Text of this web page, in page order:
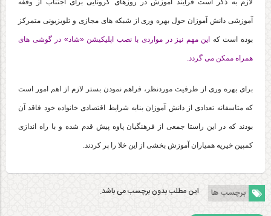
لازم به ذکر است فرایند آموزش در روزهای کرونایی برای اجتناب از وقفه
آموزشی دانش آموزان حول بهره وری از شبکه های مجازی و تلویزیونی متمرکز
بوده است که این مهم نیز در مواردی با نصب اپلیکیشن «شاد» در گوشی های
همراه ممکن می گردد.
برای بهره وری از ظرفیت موردنظر، فراهم نمودن بستر لازم از اهم امور است
که متاسفانه تعدادی از دانش آموزان بنابه شرایط اقتصادی خانواده خود فاقد آن
بودند که در این راستا جمعی از فرهنگیان پاوه پیش قدم شده و با راه اندازی
کمپین خیریه همیاران آموزش بخشی از این خلا را پر کردند.
برچسب ها این مطلب بدون برچسب می باشد.